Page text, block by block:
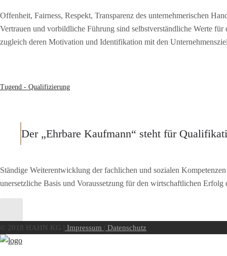
Offenheit, Fairness, Respekt, Transparenz des unternehmerischen
Vertrauen und vorbildliche Führung sind selbstverständliche Werte
zugleich deren Motivation und Identifikation mit den
Tugend - Qualifizierung
Der „Ehrbare Kaufmann“ steht für
Ständige Weiterentwicklung der fachlichen und sozialen
unersetzliche Basis und Voraussetzung für den wirtschaftlichen Erfolg
© 2018 HAHN KG | Impressum | Datenschutz